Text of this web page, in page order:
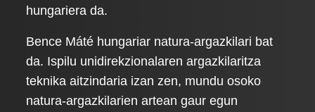
hungariera da.
Bence Máté hungariar natura-argazkilari bat
da. Ispilu unidirekzionalaren argazkilaritza
teknika aitzindaria izan zen, mundu osoko
natura-argazkilarien artean gaur egun